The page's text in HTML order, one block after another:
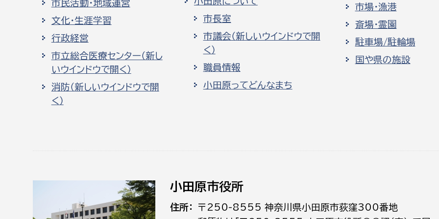
市民活動・地域運営
文化・生涯学習
行政経営
市立総合医療センター（新し
いウインドウで開く）
消防（新しいウインドウで開
く）
市長室
市議会（新しいウインドウで開
く）
職員情報
小田原ってどんなまち
市場・漁港
斎場・霊園
駐車場/駐輪場
国や県の施設
小田原市役所
住所
〒250-8555 神奈川県小田原市荻窪300番地